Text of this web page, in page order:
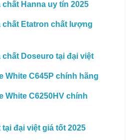
Hanna uy tín 2025
Etatron chất lượng
Doseuro tại đại việt
White C645P chính hãng
White C6250HV chính
đại việt giá tốt 2025